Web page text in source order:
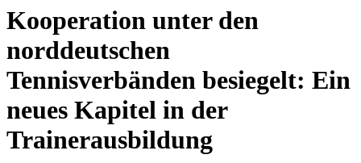
Kooperation unter den
norddeutschen
Tennisverbänden besiegelt: Ein
neues Kapitel in der
Trainerausbildung